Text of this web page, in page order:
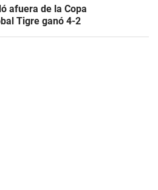
afuera de la Copa
Tigre ganó 4-2